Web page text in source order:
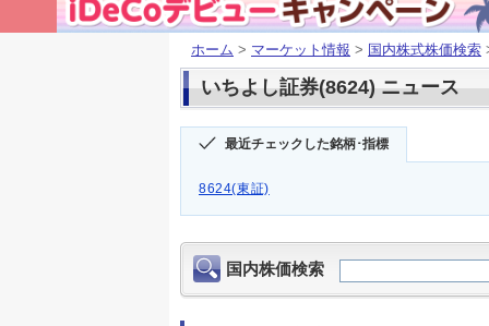
ホーム > マーケット情報 > 国内株式株価検索
いちよし証券(8624) ニュース
最近チェックした銘柄･指標
8624(東証)